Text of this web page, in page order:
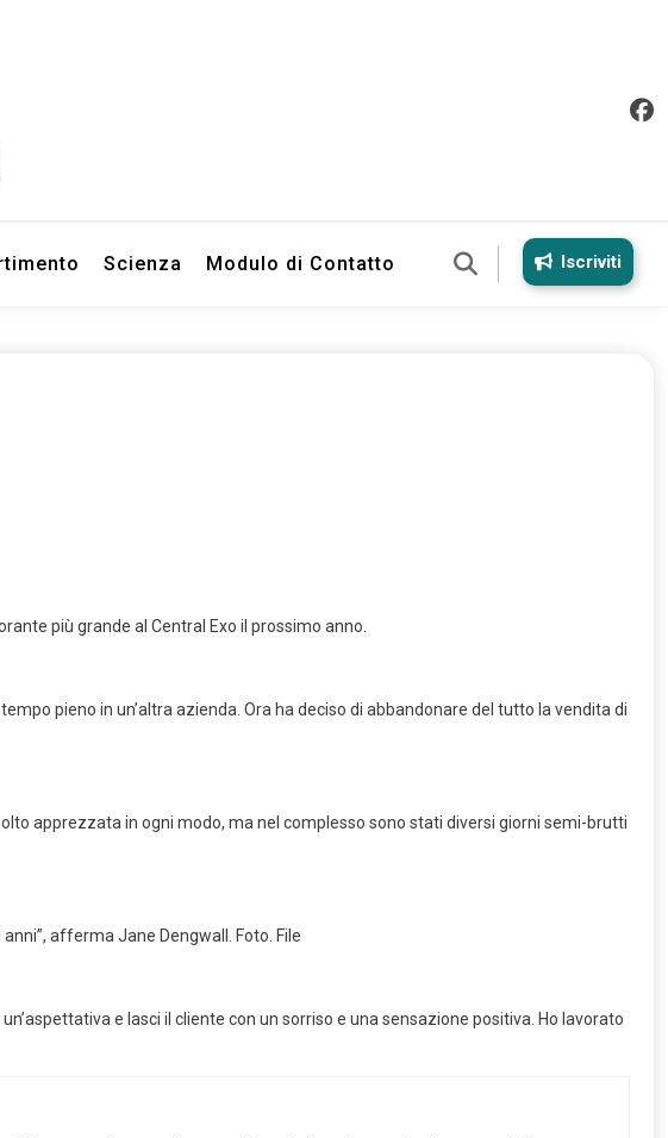
Scienza Modulo di Contatto Iscriviti
più grande al Central Exo il prossimo anno.
pieno in un’altra azienda. Ora ha deciso di abbandonare del tutto la vendita di
apprezzata in ogni modo, ma nel complesso sono stati diversi giorni semi-brutti
afferma Jane Dengwall. Foto. File
e lasci il cliente con un sorriso e una sensazione positiva. Ho lavorato